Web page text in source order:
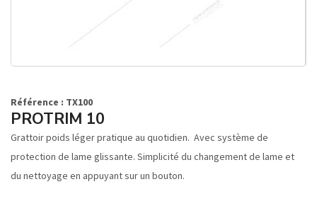
Référence : TX100
PROTRIM 10
Grattoir poids léger pratique au quotidien. Avec système de
protection de lame glissante. Simplicité du changement de lame et
du nettoyage en appuyant sur un bouton.